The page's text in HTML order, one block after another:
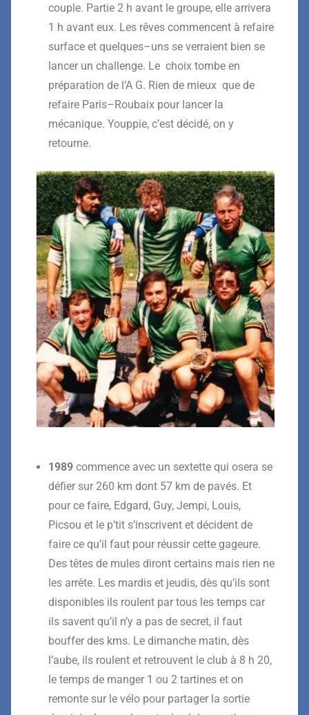
couple. Partie 2 h avant le groupe, elle arrivera
1 h avant eux. Les rêves commencent à refaire
surface et quelques–uns se verraient bien se
lancer un challenge. Le choix tombe en
préparation de l’A G. Rien de mieux que de
refaire Paris–Roubaix pour lancer la
mécanique. Youppie, c’est décidé, on y
retourne.
1989 commence avec un sextette qui osera se
défier sur 260 km dont 57 km de pavés. Et
pour ce faire, Edgard, Guy, Jempi, Louis,
Picsou et le p’tit s’inscrivent et décident de
faire ce qu’il faut pour réussir cette gageure.
Des têtes de mules diront certains mais rien ne
les arrête. Les mardis et jeudis, dès qu’ils sont
disponibles ils roulent par tous les temps car
ils savent qu’il n’y a pas de secret, il faut
bouffer des kms. Le dimanche matin, dès
l’aube, ils roulent et retrouvent le club à 8 h 20,
le temps de manger 1 ou 2 tartines et on
remonte sur le vélo pour partager la sortie